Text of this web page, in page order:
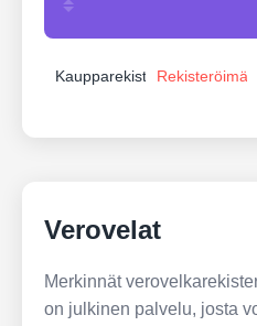
Kaupparekisteri
Verovelat
Merkinnät
on julkinen palvelu, josta